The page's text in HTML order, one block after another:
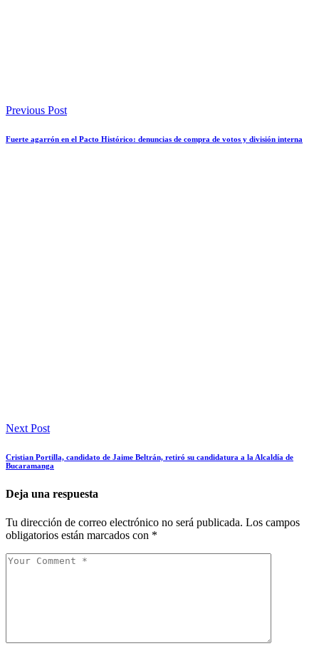
Previous Post
Fuerte agarrón en el Pacto Histórico: denuncias de compra de votos y división interna
Next Post
Cristian Portilla, candidato de Jaime Beltrán, retiró su candidatura a la Alcaldía de
Bucaramanga
Deja una respuesta
Tu dirección de correo electrónico no será publicada. Los campos
obligatorios están marcados con *